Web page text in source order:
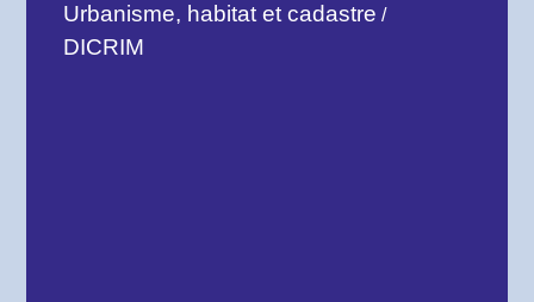
Urbanisme, habitat et cadastre /
DICRIM